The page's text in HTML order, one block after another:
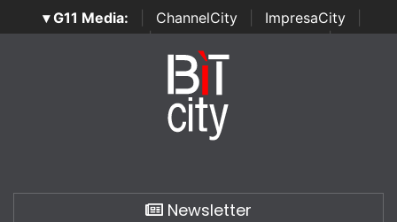
▾ G11 Media: ChannelCity ImpresaCity
SecurityOpenLab | Italian Channel Awards | Italian
Italian Security Awards
Newsletter